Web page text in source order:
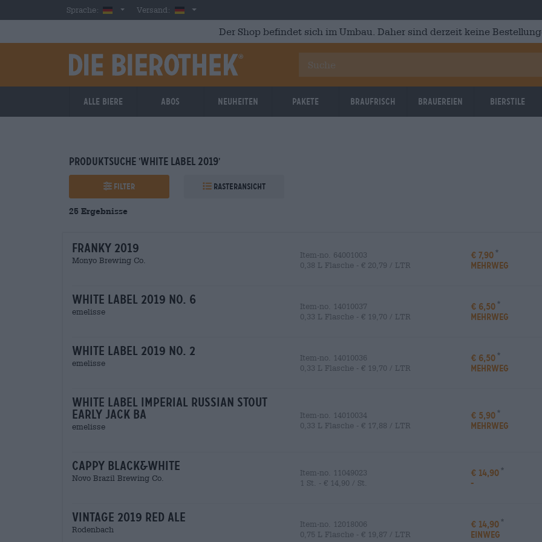
Skip to main contentSprache: GermanVersand: Deutschland
Der Shop befindet sich im Umbau. Daher sind derzeit keine
Alle Biere Abos Neuheiten Pakete Braufrisch Brauereien Bierstile
PRODUKTSUCHE 'white label 2019'
Filter Rasteransicht
25 Ergebnisse
franky 2019
Monyo Brewing Co.
Item-no. 64001003
0,38 L Flasche - € 20,79 / LTR
€ 7,90
MEHRWEG
white label 2019 no. 6
emelisse
Item-no. 14010037
0,33 L Flasche - € 19,70 / LTR
€ 6,50
MEHRWEG
white label 2019 no. 2
emelisse
Item-no. 14010036
0,33 L Flasche - € 19,70 / LTR
€ 6,50
MEHRWEG
white label imperial russian stout
early jack ba
emelisse
Item-no. 14010034
0,33 L Flasche - € 17,88 / LTR
€ 5,90
MEHRWEG
cappy black&white
Novo Brazil Brewing Co.
Item-no. 11049023
1 St. - € 14,90 / St.
€ 14,90
-
vintage 2019 red ale
Rodenbach
Item-no. 12018006
0,75 L Flasche - € 19,87 / LTR
€ 14,90
EINWEG